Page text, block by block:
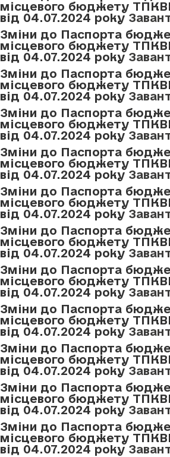
місцевого бюджету
від 04.07.2024 року
Зміни до Паспорта
місцевого бюджету
від 04.07.2024 року
Зміни до Паспорта
місцевого бюджету
від 04.07.2024 року
Зміни до Паспорта
місцевого бюджету
від 04.07.2024 року
Зміни до Паспорта
місцевого бюджету
від 04.07.2024 року
Зміни до Паспорта
місцевого бюджету
від 04.07.2024 року
Зміни до Паспорта
місцевого бюджету
від 04.07.2024 року
Зміни до Паспорта
місцевого бюджету
від 04.07.2024 року
Зміни до Паспорта
місцевого бюджету
від 04.07.2024 року
Зміни до Паспорта
місцевого бюджету
від 04.07.2024 року
Зміни до Паспорта
місцевого бюджету
від 04.07.2024 року
Зміни до Паспорта
місцевого бюджету
від 04.07.2024 року